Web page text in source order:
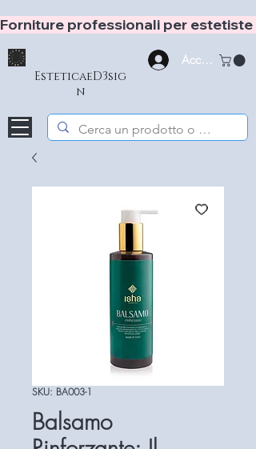
Forniture professionali per
EsteticaeD3sig
n
Accedi
SKU: BA003-1
Balsamo